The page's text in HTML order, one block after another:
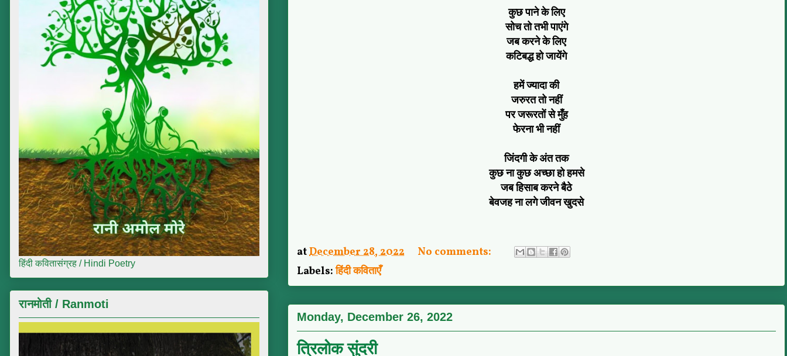
कुछ पाने के लिए
सोच तो तभी पाएंगे
जब करने के लिए
कटिबद्ध हो जायेंगे
हमें ज्यादा की
जरुरत तो नहीं
पर जरूरतों से मुँह
फेरना भी नहीं
जिंदगी के अंत तक
कुछ ना कुछ अच्छा हो हमसे
जब हिसाब करने बैठे
बेवजह ना लगे जीवन खुदसे
atDecember 28, 2022
No comments:
Labels:हिंदी कविताएँ
Monday, December 26, 2022
त्रिलोक सुंदरी
हिंदी कवितासंग्रह / Hindi Poetry
रानमोती / Ranmoti